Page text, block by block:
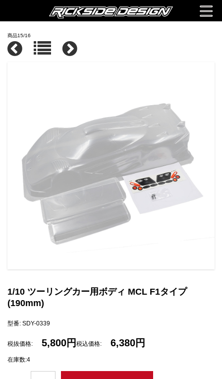
商品15/16
1/10 ツーリングカー用ボディ MCL F1タイプ
(190mm)
型番: SDY-0339
税抜価格: 5,800円 税込価格: 6,380円
在庫数:4